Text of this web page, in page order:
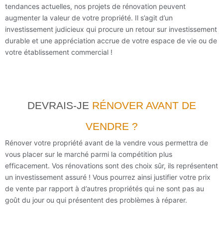
tendances actuelles, nos projets de rénovation peuvent
augmenter la valeur de votre propriété. Il s’agit d’un
investissement judicieux qui procure un retour sur investissement
durable et une appréciation accrue de votre espace de vie ou de
votre établissement commercial !
DEVRAIS-JE RÉNOVER AVANT DE
VENDRE ?
Rénover votre propriété avant de la vendre vous permettra de
vous placer sur le marché parmi la compétition plus
efficacement. Vos rénovations sont des choix sûr, ils représentent
un investissement assuré ! Vous pourrez ainsi justifier votre prix
de vente par rapport à d’autres propriétés qui ne sont pas au
goût du jour ou qui présentent des problèmes à réparer.